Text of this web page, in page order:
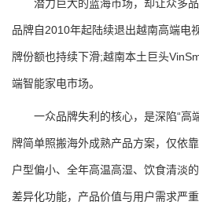
潜力巨大的蓝海市场，却让众多品
品牌自2010年起陆续退出越南高端电
牌份额也持续下滑;越南本土巨头
端智能家电市场。
一众品牌失利的核心，是深陷“高
牌简单照搬海外成熟产品方案，仅依
户型偏小、全年高温高湿、饮食清淡
差异化功能，产品价值与用户需求严